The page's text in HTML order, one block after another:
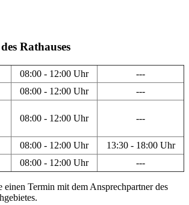
Rathauses
08:00 - 12:00 Uhr
---
08:00 - 12:00 Uhr ---
08:00 - 12:00 Uhr ---
08:00 - 12:00 Uhr
13:30 - 18:00 Uhr
08:00 - 12:00 Uhr ---
einen Termin mit dem Ansprechpartner des